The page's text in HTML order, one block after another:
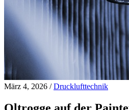
März 4, 2026 /Drucklufttechnik